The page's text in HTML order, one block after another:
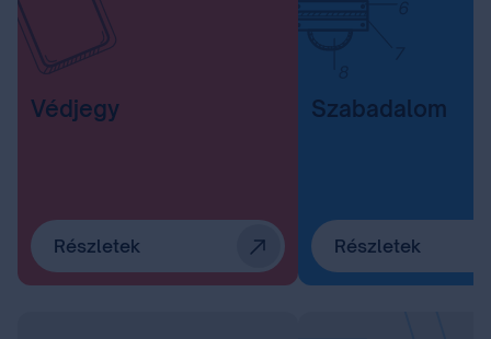
Védjegy
Részletek
Szabadalom
Részletek